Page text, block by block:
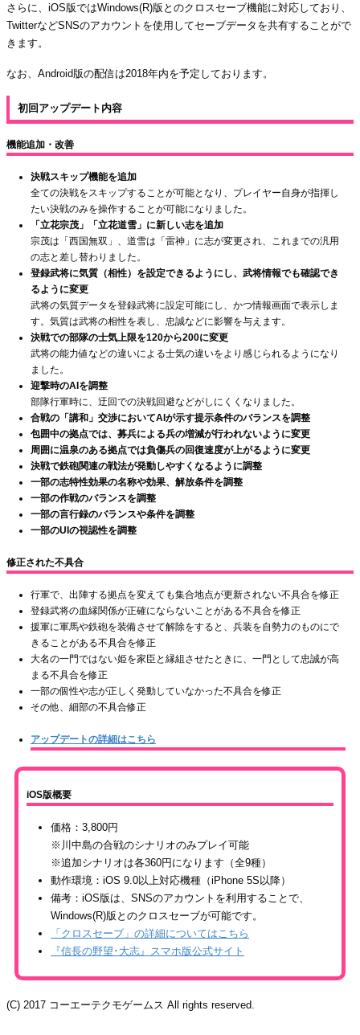
さらに、iOS版ではWindows(R)版とのクロスセーブ機能に対応しており、
TwitterなどSNSのアカウントを使用してセーブデータを共有することがで
きます。
なお、Android版の配信は2018年内を予定しております。
初回アップデート内容
機能追加・改善
決戦スキップ機能を追加
全ての決戦をスキップすることが可能となり、プレイヤー自身が指揮し
たい決戦のみを操作することが可能になりました。
「立花宗茂」「立花道雪」に新しい志を追加
宗茂は「西国無双」、道雪は「雷神」に志が変更され、これまでの汎用
の志と差し替わりました。
登録武将に気質（相性）を設定できるようにし、武将情報でも確認でき
るように変更
武将の気質データを登録武将に設定可能にし、かつ情報画面で表示しま
す。気質は武将の相性を表し、忠誠などに影響を与えます。
決戦での部隊の士気上限を120から200に変更
武将の能力値などの違いによる士気の違いをより感じられるようになり
ました。
迎撃時のAIを調整
部隊行軍時に、迂回での決戦回避などがしにくくなりました。
合戦の「講和」交渉においてAIが示す提示条件のバランスを調整
包囲中の拠点では、募兵による兵の増減が行われないように変更
周囲に温泉のある拠点では負傷兵の回復速度が上がるように変更
決戦で鉄砲関連の戦法が発動しやすくなるように調整
一部の志特性効果の名称や効果、解放条件を調整
一部の作戦のバランスを調整
一部の言行録のバランスや条件を調整
一部のUIの視認性を調整
修正された不具合
行軍で、出陣する拠点を変えても集合地点が更新されない不具合を修正
登録武将の血縁関係が正確にならないことがある不具合を修正
援軍に軍馬や鉄砲を装備させて解除をすると、兵装を自勢力のものにで
きることがある不具合を修正
大名の一門ではない姫を家臣と縁組させたときに、一門として忠誠が高
まる不具合を修正
一部の個性や志が正しく発動していなかった不具合を修正
その他、細部の不具合修正
アップデートの詳細はこちら
iOS版概要
価格：3,800円
※川中島の合戦のシナリオのみプレイ可能
※追加シナリオは各360円になります（全9種）
動作環境：iOS 9.0以上対応機種（iPhone 5S以降）
備考：iOS版は、SNSのアカウントを利用することで、
Windows(R)版とのクロスセーブが可能です。
「クロスセーブ」の詳細についてはこちら
『信長の野望･大志』スマホ版公式サイト
(C) 2017 コーエーテクモゲームス All rights reserved.